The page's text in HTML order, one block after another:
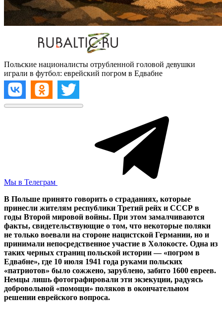
Польские националисты отрубленной головой девушки
играли в футбол: еврейский погром в Едвабне
Мы в Телеграм
В Польше принято говорить о страданиях, которые
принесли жителям республики Третий рейх и СССР в
годы Второй мировой войны. При этом замалчиваются
факты, свидетельствующие о том, что некоторые поляки
не только воевали на стороне нацистской Германии, но и
принимали непосредственное участие в Холокосте. Одна из
таких черных страниц польской истории — «погром в
Едвабне», где 10 июля 1941 года руками польских
«патриотов» было сожжено, зарублено, забито 1600 евреев.
Немцы лишь фотографировали эти экзекуции, радуясь
добровольной «помощи» поляков в окончательном
решении еврейского вопроса.